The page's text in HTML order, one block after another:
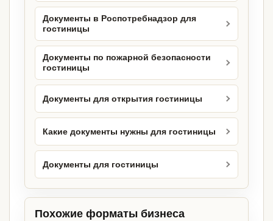
Документы в Роспотребнадзор для
гостиницы
Документы по пожарной безопасности
гостиницы
Документы для открытия гостиницы
Какие документы нужны для гостиницы
Документы для гостиницы
Похожие форматы бизнеса